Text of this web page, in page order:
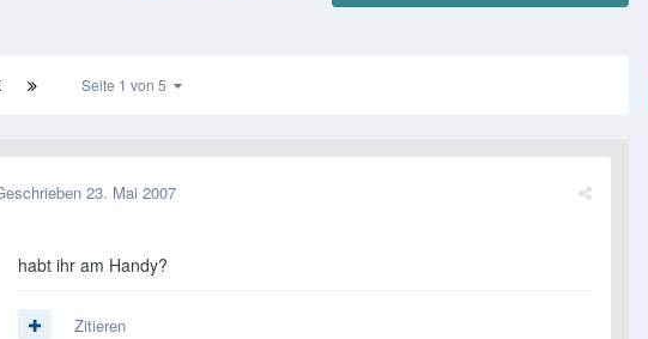
Seite 1 von 5
23. Mai 2007
habt ihr am Handy?
Zitieren